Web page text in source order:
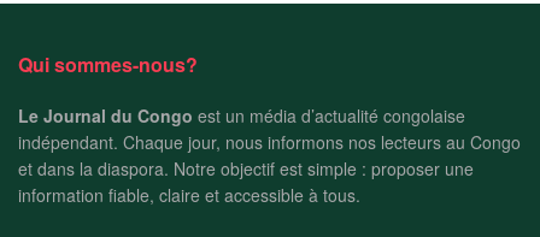
Qui sommes-nous?
Le Journal du Congo est un média d’actualité congolaise
indépendant. Chaque jour, nous informons nos lecteurs au Congo
et dans la diaspora. Notre objectif est simple : proposer une
information fiable, claire et accessible à tous.